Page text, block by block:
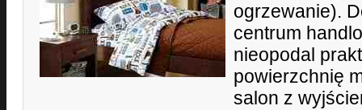
ogrzewanie).
centrum
nieopodal
powierzchnię
salon z